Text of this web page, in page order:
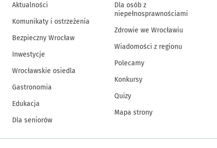
Aktualności
Komunikaty i ostrzeżenia
Bezpieczny Wrocław
Inwestycje
Wrocławskie osiedla
Gastronomia
Edukacja
Dla seniorów
Dla osób z
niepełnosprawnościami
Zdrowie we Wrocławiu
Wiadomości z regionu
Polecamy
Konkursy
Quizy
Mapa strony